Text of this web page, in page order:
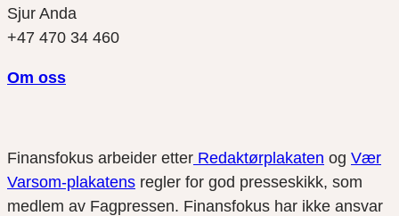
Sjur Anda
+47 470 34 460
Om oss
Finansfokus arbeider etter Redaktørplakaten og Vær
Varsom-plakatens regler for god presseskikk, som
medlem av Fagpressen. Finansfokus har ikke ansvar